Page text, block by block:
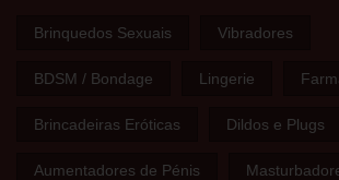
Brinquedos Sexuais Vibradores
BDSM / Bondage Lingerie
Brincadeiras Eróticas Dildos e Plugs
Aumentadores de Pénis